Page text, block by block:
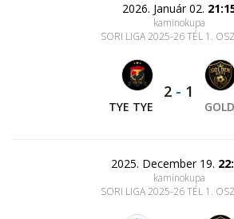
2026. Január 02.
kaminokupa
SORI LIGA 2025-26 TÉL 1.
TYE TYE
2 - 1
2025. December 19.
kaminokupa
SORI LIGA 2025-26 TÉL 1.